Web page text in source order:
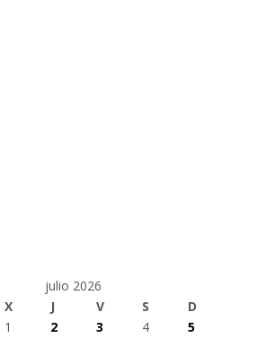
julio 2026
X J V S
D
1
2 3 4
5